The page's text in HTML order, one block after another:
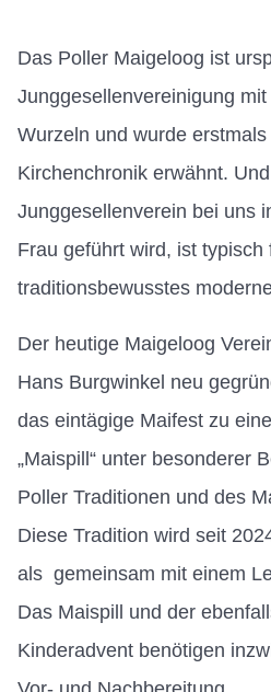
Das Poller Maigeloog ist
Junggesellenvereinigung
Wurzeln und wurde
Kirchenchronik erwähnt.
Junggesellenverein bei uns
Frau geführt wird, ist typisch
traditionsbewusstes
Der heutige Maigeloog
Hans Burgwinkel neu
das eintägige Maifest zu
„Maispill“ unter besonderer
Poller Traditionen und des
Diese Tradition wird seit
als gemeinsam mit einem
Das Maispill und der
Kinderadvent benötigen